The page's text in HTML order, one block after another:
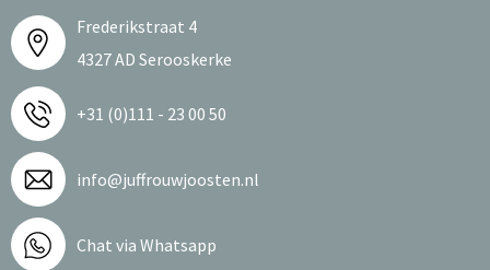
Frederikstraat 4
4327 AD Serooskerke
+31 (0)111 - 23 00 50
info@juffrouwjoosten.nl
Chat via Whatsapp